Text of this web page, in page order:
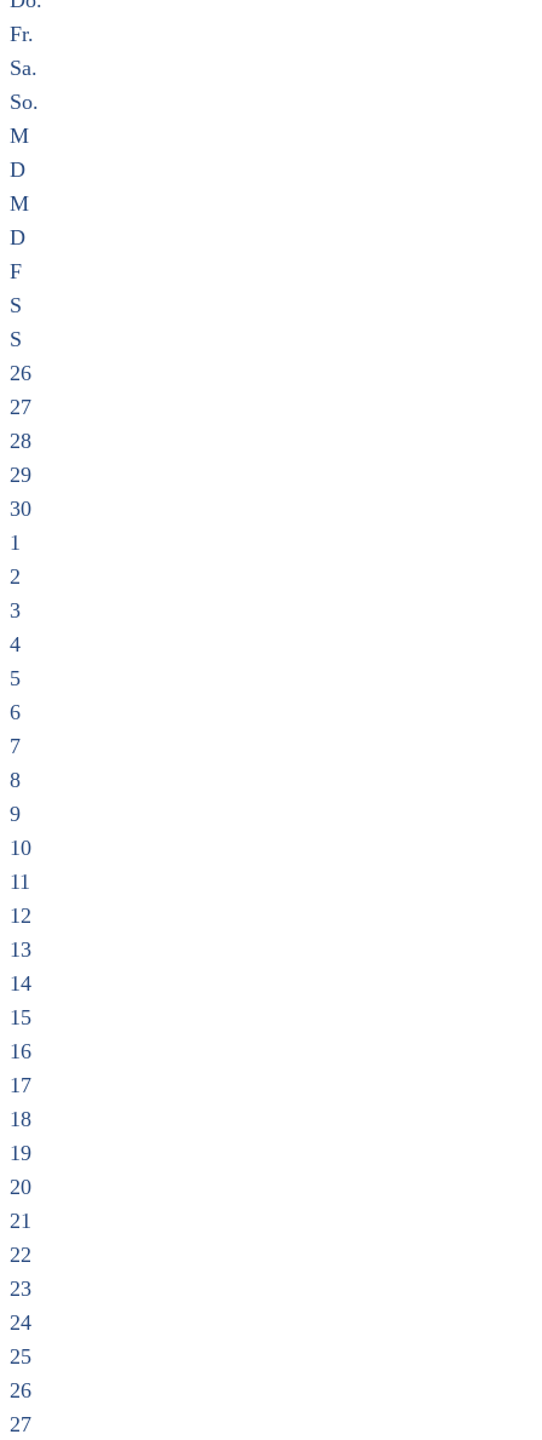
Fr.
Sa.
So.
M
D
M
D
F
S
S
26
27
28
29
30
1
2
3
4
5
6
7
8
9
10
11
12
13
14
15
16
17
18
19
20
21
22
23
24
25
26
27